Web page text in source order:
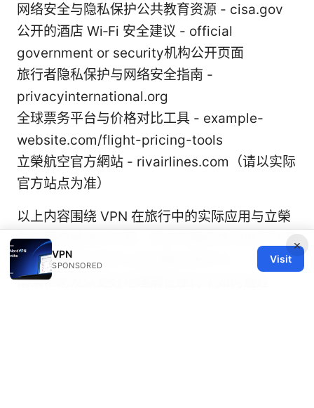
网络安全与隐私保护公共教育资源 - cisa.gov
公开的酒店 Wi‑Fi 安全建议 - official
government or security机构公开页面
旅行者隐私保护与网络安全指南 -
privacyinternational.org
全球票务平台与价格对比工具 - example-
website.com/flight-pricing-tools
立榮航空官方網站 - rivairlines.com（请以实际
官方站点为准）
以上内容围绕 VPN 在旅行中的实际应用与立榮
航空国内航线的订票、航点与服务体验进行详细
讲解。你现在就可以把这篇文章作为一个综合指
南来帮助观众更好地理解在旅行中如何通过
×
VPN
SPONSORED
Visit